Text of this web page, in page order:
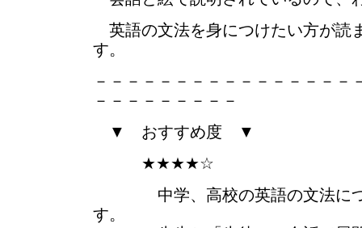
英語の文法を身につけたい方が読
す。
－－－－－－－－－－－－－－－－
－－－－－－－－－
▼ おすすめ度 ▼
★★★★☆
中学、高校の英語の文法につ
す。